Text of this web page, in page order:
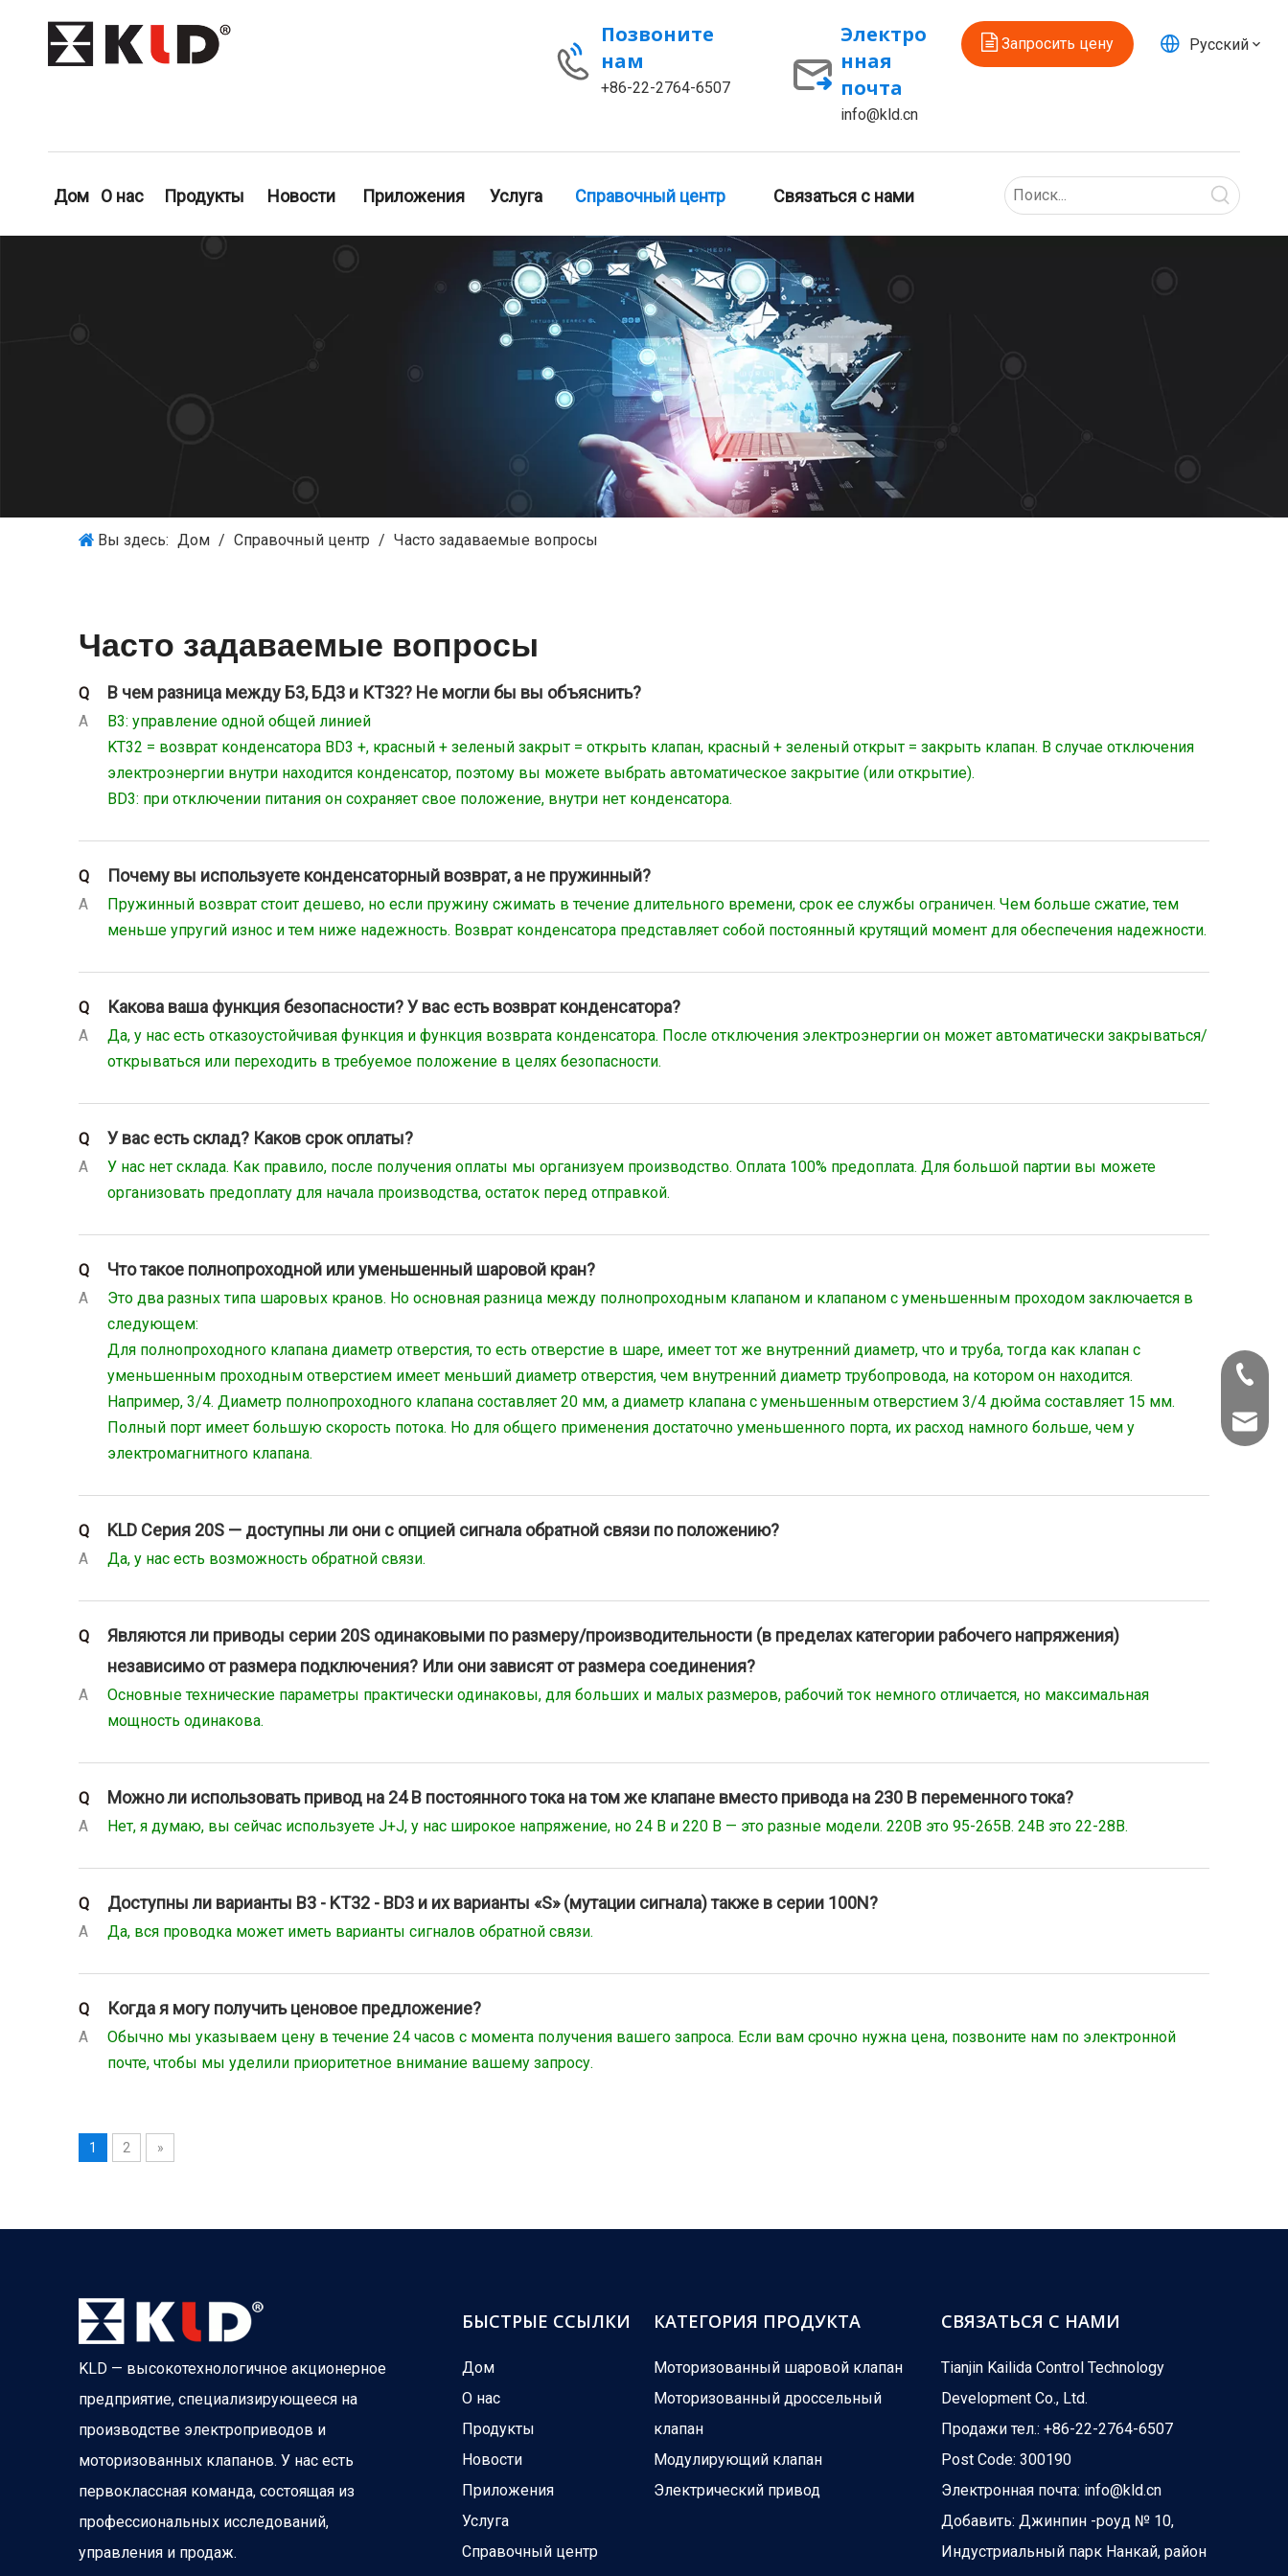
Позвоните
нам
+86-22-2764-6507
Электро
нная
почта
info@kld.cn
Запросить цену Pусский
Дом О нас Продукты Новости Приложения Услуга Справочный центр Связаться с нами
Вы здесь: Дом / Справочный центр / Часто задаваемые вопросы
Часто задаваемые вопросы
Q В чем разница между Б3, БД3 и КТ32? Не могли бы вы объяснить?
A
B3: управление одной общей линией
KT32 = возврат конденсатора BD3 +, красный + зеленый закрыт = открыть клапан, красный + зеленый открыт = закрыть клапан. В случае отключения
электроэнергии внутри находится конденсатор, поэтому вы можете выбрать автоматическое закрытие (или открытие).
BD3: при отключении питания он сохраняет свое положение, внутри нет конденсатора.
Q Почему вы используете конденсаторный возврат, а не пружинный?
A
Пружинный возврат стоит дешево, но если пружину сжимать в течение длительного времени, срок ее службы ограничен. Чем больше сжатие, тем
меньше упругий износ и тем ниже надежность. Возврат конденсатора представляет собой постоянный крутящий момент для обеспечения надежности.
Q Какова ваша функция безопасности? У вас есть возврат конденсатора?
A
Да, у нас есть отказоустойчивая функция и функция возврата конденсатора. После отключения электроэнергии он может автоматически закрываться/
открываться или переходить в требуемое положение в целях безопасности.
Q У вас есть склад? Каков срок оплаты?
A
У нас нет склада. Как правило, после получения оплаты мы организуем производство. Оплата 100% предоплата. Для большой партии вы можете
организовать предоплату для начала производства, остаток перед отправкой.
Q Что такое полнопроходной или уменьшенный шаровой кран?
A
Это два разных типа шаровых кранов. Но основная разница между полнопроходным клапаном и клапаном с уменьшенным проходом заключается в
следующем:
Для полнопроходного клапана диаметр отверстия, то есть отверстие в шаре, имеет тот же внутренний диаметр, что и труба, тогда как клапан с
уменьшенным проходным отверстием имеет меньший диаметр отверстия, чем внутренний диаметр трубопровода, на котором он находится.
Например, 3/4. Диаметр полнопроходного клапана составляет 20 мм, а диаметр клапана с уменьшенным отверстием 3/4 дюйма составляет 15 мм.
Полный порт имеет большую скорость потока. Но для общего применения достаточно уменьшенного порта, их расход намного больше, чем у
электромагнитного клапана.
Q KLD Серия 20S — доступны ли они с опцией сигнала обратной связи по положению?
A Да, у нас есть возможность обратной связи.
Q
Являются ли приводы серии 20S одинаковыми по размеру/производительности (в пределах категории рабочего напряжения)
независимо от размера подключения? Или они зависят от размера соединения?
A
Основные технические параметры практически одинаковы, для больших и малых размеров, рабочий ток немного отличается, но максимальная
мощность одинакова.
Q Можно ли использовать привод на 24 В постоянного тока на том же клапане вместо привода на 230 В переменного тока?
A Нет, я думаю, вы сейчас используете J+J, у нас широкое напряжение, но 24 В и 220 В — это разные модели. 220В это 95-265В. 24В это 22-28В.
Q Доступны ли варианты B3 - KT32 - BD3 и их варианты «S» (мутации сигнала) также в серии 100N?
A Да, вся проводка может иметь варианты сигналов обратной связи.
Q Когда я могу получить ценовое предложение?
A
Обычно мы указываем цену в течение 24 часов с момента получения вашего запроса. Если вам срочно нужна цена, позвоните нам по электронной
почте, чтобы мы уделили приоритетное внимание вашему запросу.
1 2 »
KLD — высокотехнологичное акционерное
предприятие, специализирующееся на
производстве электроприводов и
моторизованных клапанов. У нас есть
первоклассная команда, состоящая из
профессиональных исследований,
управления и продаж.
БЫСТРЫЕ ССЫЛКИ
Дом
О нас
Продукты
Новости
Приложения
Услуга
Справочный центр
КАТЕГОРИЯ ПРОДУКТА
Моторизованный шаровой клапан
Моторизованный дроссельный
клапан
Модулирующий клапан
Электрический привод
СВЯЗАТЬСЯ С НАМИ
Tianjin Kailida Control Technology
Development Co., Ltd.
Продажи тел.: +86-22-2764-6507
Post Code: 300190
Электронная почта: info@kld.cn
Добавить: Джинпин -роуд № 10,
Индустриальный парк Нанкай, район
+86-22-